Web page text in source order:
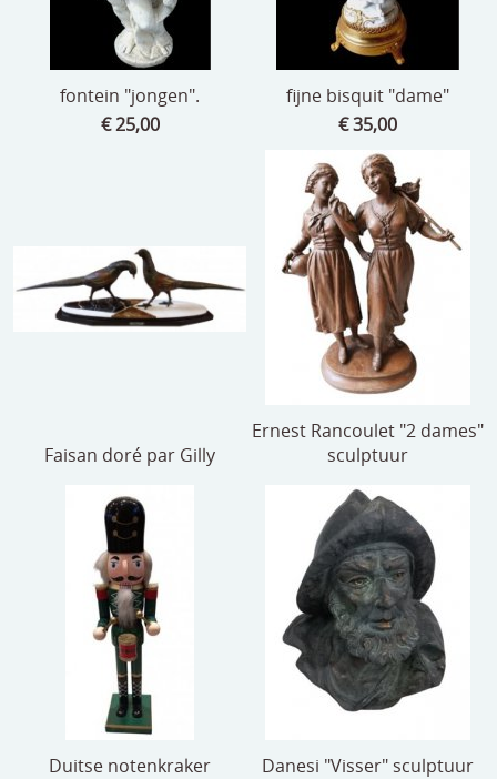
fontein "jongen".
€ 25,00
fijne bisquit "dame"
€ 35,00
Faisan doré par Gilly
Ernest Rancoulet "2 dames"
sculptuur
Duitse notenkraker
Danesi "Visser" sculptuur